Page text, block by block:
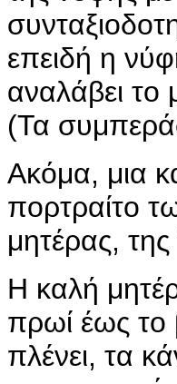
επειδή η
αναλάβει το
(Τα
Ακόμα, μια
πορτραίτο
μητέρας,
Η καλή
πρωί έως το
πλένει, τα